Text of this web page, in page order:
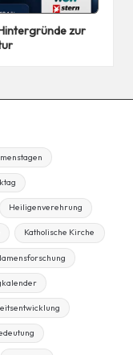
zur
Heiligenverehrung
Katholische Kirche